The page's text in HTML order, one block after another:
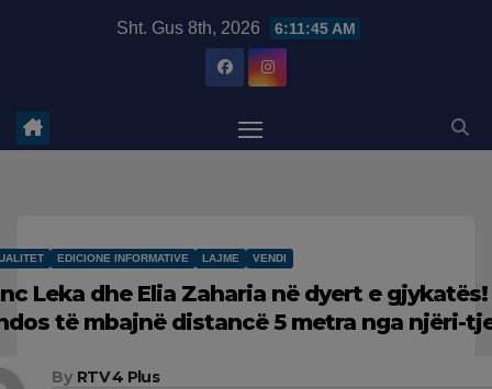
Sht. Gus 8th, 2026 6:11:46 AM
EDICIONE INFORMATIVE LAJME VENDI
Leka dhe Elia Zaharia në dyert e
të mbajnë distancë 5 metra nga njëri-
By RTV 4 Plus